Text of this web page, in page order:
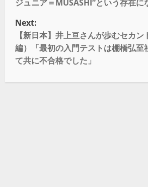
ジュニア＝MUSASHI“という存在に
Next:
【新日本】井上亘さんが歩むセカ
編）「最初の入門テストは棚橋弘至
て共に不合格でした」